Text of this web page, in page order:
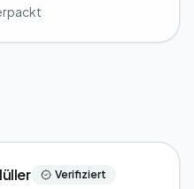
Verifiziert